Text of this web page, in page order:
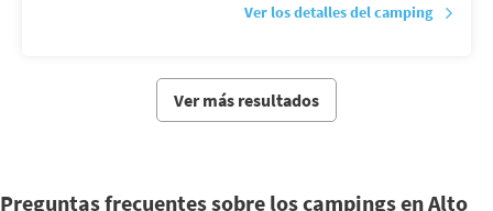
Ver los detalles del camping
Ver más resultados
Preguntas frecuentes sobre los campings en Alto